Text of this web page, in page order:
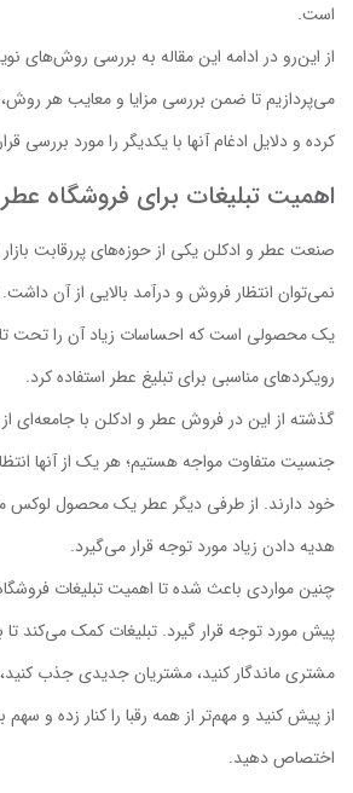
است.
از این‌رو در ادامه این مقاله به بررسی روش‌های
می‌پردازیم تا ضمن بررسی مزایا و معایب هر روش،
کرده و دلایل ادغام آنها با یکدیگر را مورد بررسی
اهمیت تبلیغات برای فروشگاه
صنعت عطر و ادکلن یکی از حوزه‌های پررقابت
نمی‌توان انتظار فروش و درآمد بالایی از آن
یک محصولی است که احساسات زیاد آن را تحت
رویکردهای مناسبی برای تبلیغ عطر استفاده کرد.
گذشته از این در فروش عطر و ادکلن با جامعه‌ای
جنسیت متفاوت مواجه هستیم؛ هر یک از آنها
خود دارند. از طرفی دیگر عطر یک محصول
هدیه دادن زیاد مورد توجه قرار می‌گیرد.
چنین مواردی باعث شده تا اهمیت تبلیغات
پیش مورد توجه قرار گیرد. تبلیغات کمک می‌کند
مشتری ماندگار کنید، مشتریان جدیدی جذب کنید،
از پیش کنید و مهم‌تر از همه رقبا را کنار زده و سهم
اختصاص دهید.